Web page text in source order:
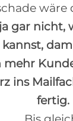
wäre
gar nicht,
mehr
ins
fertig.